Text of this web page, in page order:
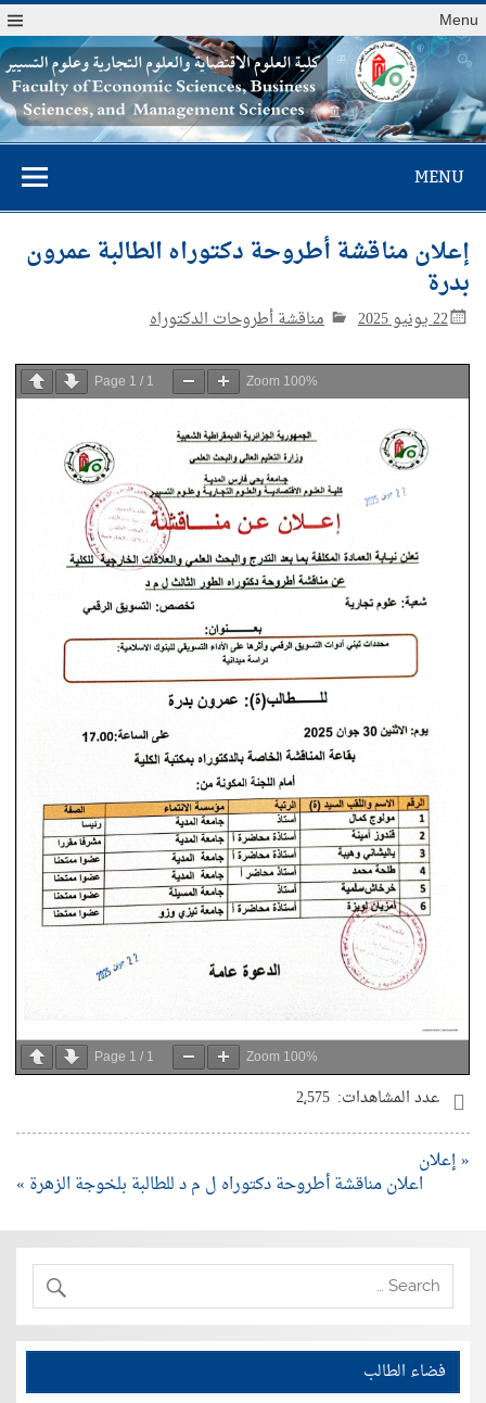
Menu
كلية العلوم
الاقتصادية والعلوم
التجارية وعلوم
التسيير
MENU
إعلان مناقشة أطروحة دكتوراه الطالبة عمرون
بدرة‎
22 يونيو 2025 مناقشة أطروحات الدكتوراه
Page 1 / 1 Zoom 100%
Page 1 / 1 Zoom 100%
عدد المشاهدات: 2٬575
« إعلان
اعلان مناقشة أطروحة دكتوراه ل م د للطالبة بلخوجة الزهرة‎ »
فضاء الطالب